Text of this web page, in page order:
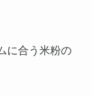
に合う米粉の